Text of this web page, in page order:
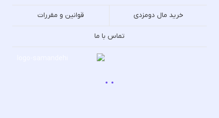
خرید مال دومزدی قوانین و مقررات
تماس با ما